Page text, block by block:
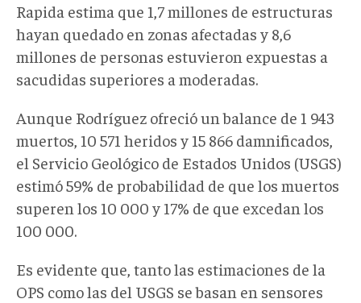
Rapida estima que 1,7 millones de estructuras
hayan quedado en zonas afectadas y 8,6
millones de personas estuvieron expuestas a
sacudidas superiores a moderadas.
Aunque Rodríguez ofreció un balance de 1 943
muertos, 10 571 heridos y 15 866 damnificados,
el Servicio Geológico de Estados Unidos (USGS)
estimó 59% de probabilidad de que los muertos
superen los 10 000 y 17% de que excedan los
100 000.
Es evidente que, tanto las estimaciones de la
OPS como las del USGS se basan en sensores